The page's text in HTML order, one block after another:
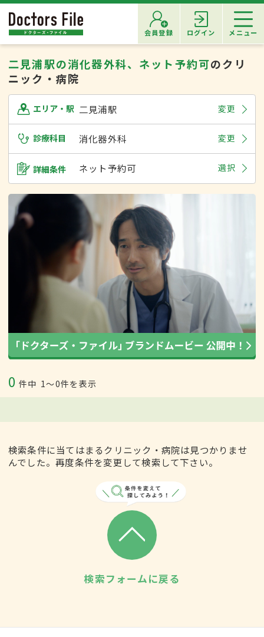
会員登録 ログイン メニュー
二見浦駅の消化器外科、ネット予約可のクリ
ニック・病院
エリア・駅 二見浦駅 変更
診療科目 消化器外科 変更
詳細条件 ネット予約可 選択
0 件中 1〜0件を表示
検索条件に当てはまるクリニック・病院は見つかりませ
んでした。再度条件を変更して検索して下さい。
検索フォームに戻る